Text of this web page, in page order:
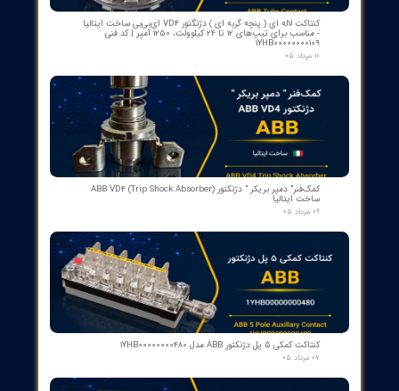
Required Equipment in Smart Grids
Sensors and Measurement Devices
Description: Sensors are used to collect data on load, voltage,
power quality.
Brands:
Siemens: Manufacturer of smart sensors for data collection.
Schneider Electric: Provider of measurement and control
equipment.
Energy Management Systems
Description: Software used for analyzing and managing